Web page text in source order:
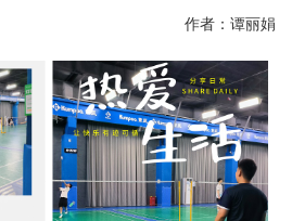
作者：谭丽娟